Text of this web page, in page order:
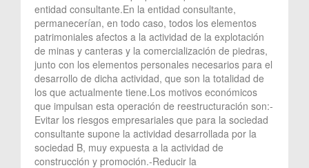
entidad consultante.En la entidad consultante,
permanecerían, en todo caso, todos los elementos
patrimoniales afectos a la actividad de la explotación
de minas y canteras y la comercialización de piedras,
junto con los elementos personales necesarios para el
desarrollo de dicha actividad, que son la totalidad de
los que actualmente tiene.Los motivos económicos
que impulsan esta operación de reestructuración son:-
Evitar los riesgos empresariales que para la sociedad
consultante supone la actividad desarrollada por la
sociedad B, muy expuesta a la actividad de
construcción y promoción.-Reducir la